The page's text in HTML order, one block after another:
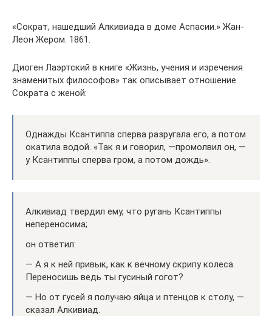
«Сократ, нашедший Алкивиада в доме Аспасии.» Жан-
Леон Жером. 1861.
Диоген Лаэртский в книге «Жизнь, учения и изречения
знаменитых философов» так описывает отношение
Сократа с женой:
Однажды Ксантиппа сперва разругала его, а потом
окатила водой. «Так я и говорил, —промолвил он, —
у Ксантиппы сперва гром, а потом дождь».
Алкивиад твердил ему, что ругань Ксантиппы
непереносима;
он ответил:
— А я к ней привык, как к вечному скрипу колеса.
Переносишь ведь ты гусиный гогот?
— Но от гусей я получаю яйца и птенцов к столу, —
сказал Алкивиад.